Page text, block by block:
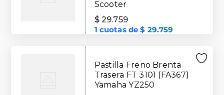
Scooter
$ 29.759
1 cuotas de$ 29.759
Pastilla Freno Brenta
Trasera FT 3101 (FA367)
Yamaha YZ250